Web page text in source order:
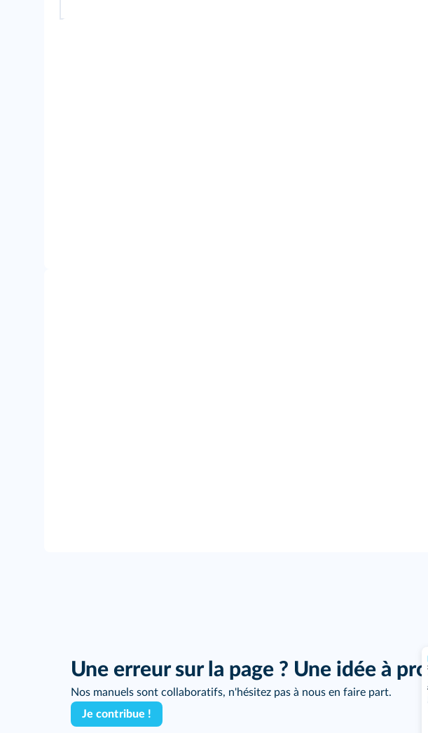
Une erreur sur la page ? Une idée à
Nos manuels sont collaboratifs, n'hésitez pas à nous en faire part.
Je contribue !